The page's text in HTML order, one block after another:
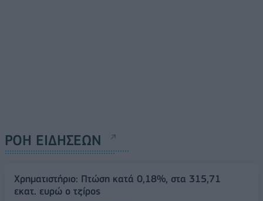
ΡΟΗ ΕΙΔΗΣΕΩΝ
Χρηματιστήριο: Πτώση κατά 0,18%, στα 315,71
εκατ. ευρώ ο τζίρος